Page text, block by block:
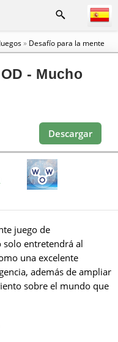
Juegos» Desafío para la mente
- Mucho
Descargar
juego de
solo entretendrá al
una excelente
además de ampliar
sobre el mundo que